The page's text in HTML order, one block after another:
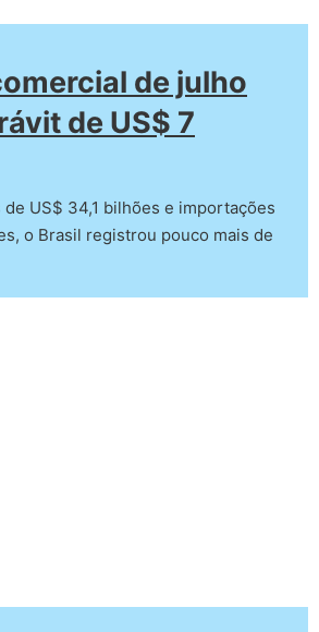
de julho
de US$ 7
US$ 34,1 bilhões e importações
o Brasil registrou pouco mais de